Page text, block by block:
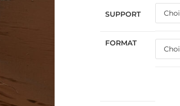
SUPPORT
FORMAT